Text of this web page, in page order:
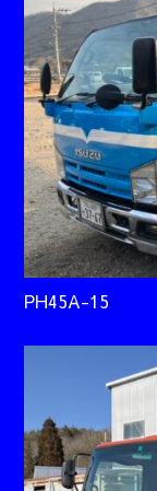
PH45A-15